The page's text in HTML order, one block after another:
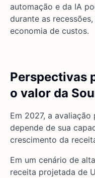
automação e da IA
durante as
economia de custos.
Perspectivas
o valor da
Em 2027, a
depende de sua
crescimento da
Em um cenário de
receita projetada de